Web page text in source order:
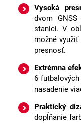
Vysoká
dvom
stanici. V
možné
presnosť.
Extrémna
6
nasadenie
Praktický
dopĺňanie